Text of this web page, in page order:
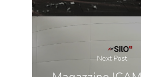
Next Post